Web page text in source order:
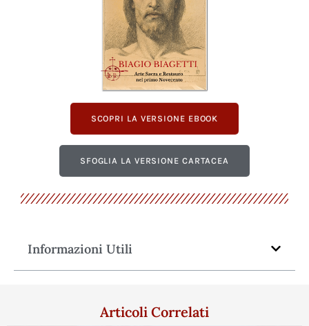
SCOPRI LA VERSIONE EBOOK
SFOGLIA LA VERSIONE CARTACEA
Informazioni Utili
Articoli Correlati